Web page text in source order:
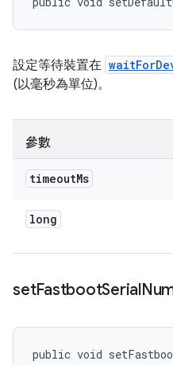
設定等待裝置在
(以毫秒為單位)。
參數
timeoutMs
long
setFastbootSerial
public void